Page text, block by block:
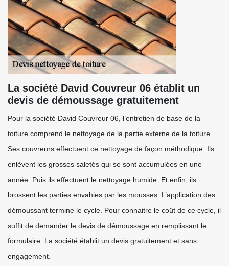
La société David Couvreur 06 établit un
devis de démoussage gratuitement
Pour la société David Couvreur 06, l’entretien de base de la
toiture comprend le nettoyage de la partie externe de la toiture.
Ses couvreurs effectuent ce nettoyage de façon méthodique. Ils
enlèvent les grosses saletés qui se sont accumulées en une
année. Puis ils effectuent le nettoyage humide. Et enfin, ils
brossent les parties envahies par les mousses. L’application des
démoussant termine le cycle. Pour connaitre le coût de ce cycle, il
suffit de demander le devis de démoussage en remplissant le
formulaire. La société établit un devis gratuitement et sans
engagement.